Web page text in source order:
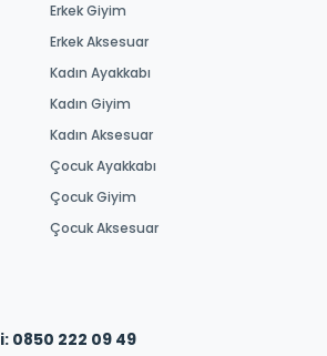
Erkek Giyim
Erkek Aksesuar
Kadın Ayakkabı
Kadın Giyim
Kadın Aksesuar
Çocuk Ayakkabı
Çocuk Giyim
Çocuk Aksesuar
0850 222 09 49